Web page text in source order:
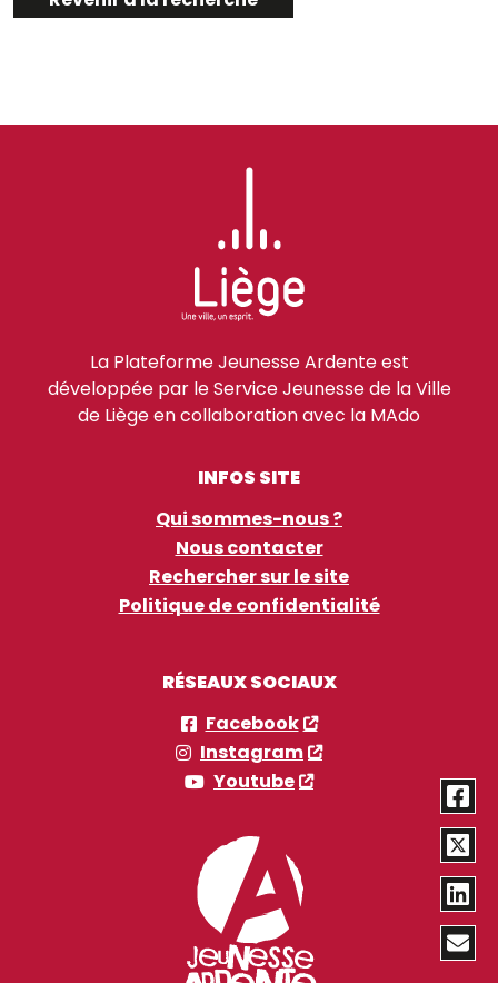
La Plateforme Jeunesse Ardente est
développée par le Service Jeunesse de la Ville
de Liège en collaboration avec la MAdo
INFOS SITE
Qui sommes-nous ?
Nous contacter
Rechercher sur le site
Politique de confidentialité
RÉSEAUX SOCIAUX
Facebook
Instagram
Youtube